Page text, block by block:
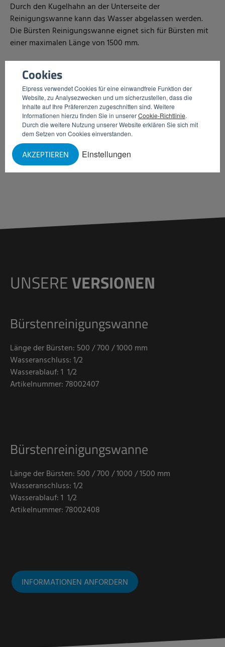
Cookies
Elpress verwendet Cookies für eine einwandfreie Funktion der
Website, zu Analysezwecken und um sicherzustellen, dass die
Inhalte auf Ihre Präferenzen zugeschnitten sind. Weitere
Informationen hierzu finden Sie in unsererCookie-Richtlinie.
Durch die weitere Nutzung unserer Website erklären Sie sich mit
dem Setzen von Cookies einverstanden.
Einstellungen
AKZEPTIEREN
Durch den Kugelhahn an der Unterseite der
Reinigungswanne kann das Wasser abgelassen werden.
Die Bürsten Reinigungswanne eignet sich für Bürsten mit
einer maximalen Länge von 1500 mm.
Praktisch
Geeignet für alle Elpress Bürstenlängen
Aus Edelstahl hergestellt
Saubere Bürsten
INFORMATIONEN ANFORDERN
UNSEREVERSIONEN
Bürstenreinigungswanne
Länge der Bürsten: 500 / 700 / 1000 mm
Wasseranschluss: 1/2
Wasserablauf: 1 1/2
Artikelnummer: 78002407
Bürstenreinigungswanne
Länge der Bürsten: 500 / 700 / 1000 / 1500 mm
Wasseranschluss: 1/2
Wasserablauf: 1 1/2
Artikelnummer: 78002408
INFORMATIONEN ANFORDERN